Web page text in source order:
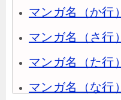
マンガ名（か行）
マンガ名（さ行）
マンガ名（た行）
マンガ名（な行）